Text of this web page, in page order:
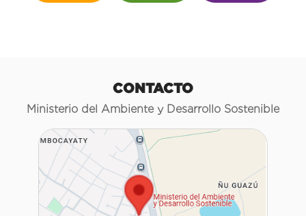
CONTACTO
Ministerio del Ambiente y Desarrollo Sostenible